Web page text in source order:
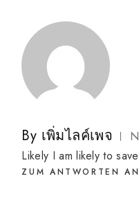
By เพิ่มไลค์เพจ
Likely I am likely to
ZUM ANTWORTEN